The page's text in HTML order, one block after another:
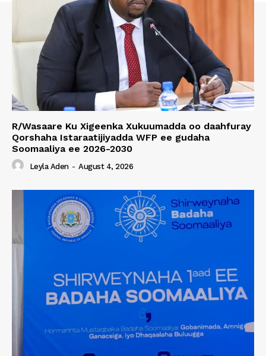
R/Wasaare Ku Xigeenka Xukuumadda oo daahfuray
Qorshaha Istaraatijiyadda WFP ee gudaha
Soomaaliya ee 2026-2030
Leyla Aden - August 4, 2026